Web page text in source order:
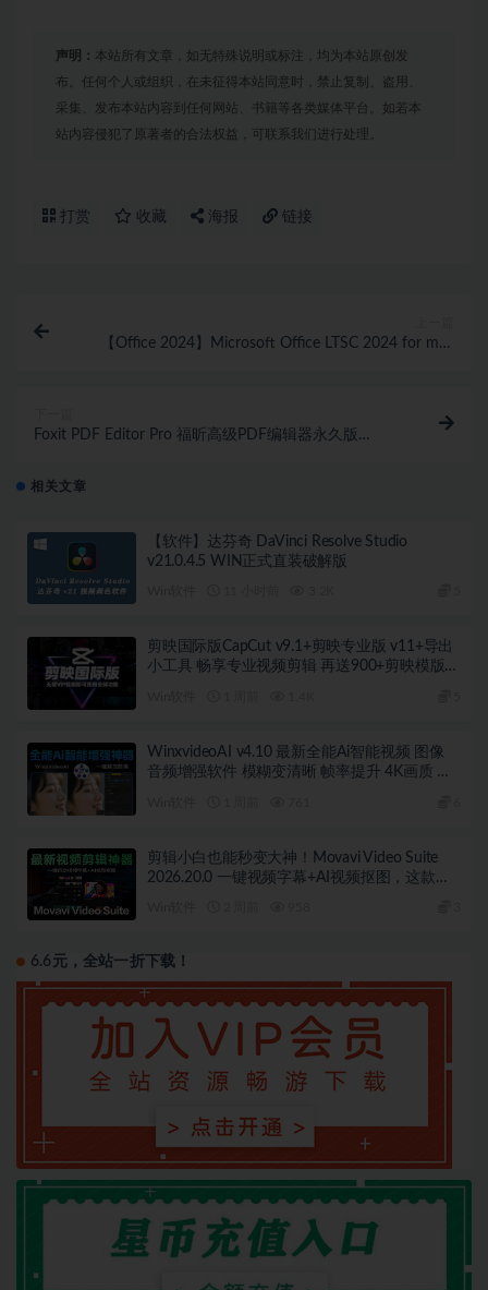
声明： 本站所有文章，如无特殊说明或标注，均为本站原创发
布。任何个人或组织，在未征得本站同意时，禁止复制、盗用、
采集、发布本站内容到任何网站、书籍等各类媒体平台。如若本
站内容侵犯了原著者的合法权益，可联系我们进行处理。
打赏 收藏 海报 链接
【Office 2024】Microsoft Office LTSC 2024 for mac
Foxit PDF Editor Pro 福昕高级PDF编辑器永久版
相关文章
【软件】达芬奇 DaVinci Resolve Studio
v21.0.4.5 WIN正式直装破解版
剪映国际版CapCut v9.1+剪映专业版 v11+导出
小工具 畅享专业视频剪辑 再送900+剪映模版
WinxvideoAI v4.10 最新全能Ai智能视频 图像
音频增强软件 模糊变清晰 帧率提升 4K画质 视
剪辑小白也能秒变大神！Movavi Video Suite
2026.20.0 一键视频字幕+AI视频抠图，这款视
6.6元，全站一折下载！